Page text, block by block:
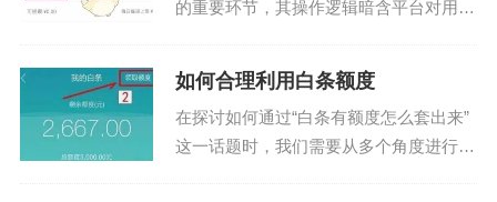
的重要环节，其操作逻辑暗含平台对用户
是平台合规性要求的体现。提现申请提交
后，系统会自动校验账...
如何合理利用白条额度
在探讨如何通过“白条有额度怎么套出来”
这一话题时，我们需要从多个角度进行分